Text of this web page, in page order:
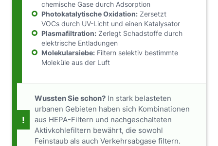
chemische Gase durch Adsorption
Photokatalytische Oxidation: Zersetzt
VOCs durch UV-Licht und einen Katalysator
Plasmafiltration: Zerlegt Schadstoffe durch
elektrische Entladungen
Molekularsiebe: Filtern selektiv bestimmte
Moleküle aus der Luft
!
Wussten Sie schon? In stark belasteten
urbanen Gebieten haben sich Kombinationen
aus HEPA-Filtern und nachgeschalteten
Aktivkohlefiltern bewährt, die sowohl
Feinstaub als auch Verkehrsabgase filtern.